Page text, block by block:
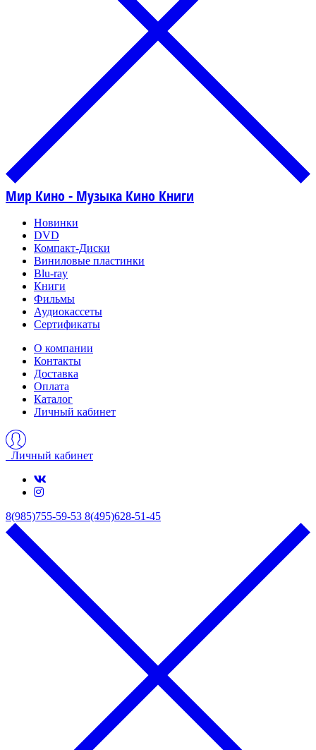
Мир Кино - Музыка Кино Книги
Новинки
DVD
Компакт-Диски
Виниловые пластинки
Blu-ray
Книги
Фильмы
Аудиокассеты
Сертификаты
О компании
Контакты
Доставка
Оплата
Каталог
Личный кабинет
Личный кабинет
8(985)755-59-53 8(495)628-51-45